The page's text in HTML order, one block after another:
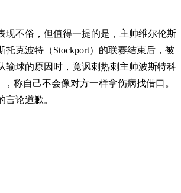
现不俗，但值得一提的是，主帅维尔伦斯
托克波特（Stockport）的联赛结束后，被
输球的原因时，竟讽刺热刺主帅波斯特科
，称自己不会像对方一样拿伤病找借口。
言论道歉。